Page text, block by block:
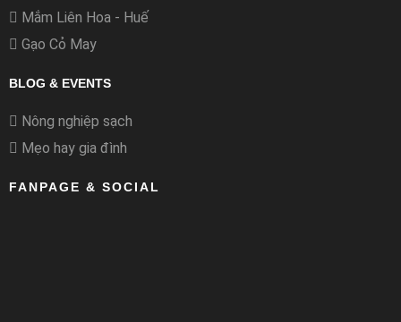
Mắm Liên Hoa - Huế
Gạo Cỏ May
BLOG & EVENTS
Nông nghiệp sạch
Mẹo hay gia đình
FANPAGE & SOCIAL